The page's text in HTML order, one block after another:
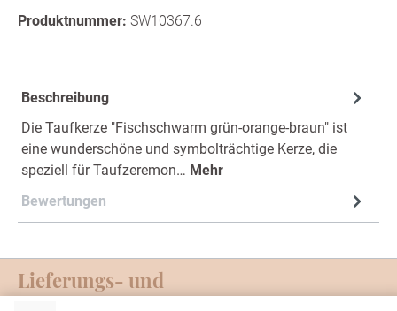
Produktnummer: SW10367.6
Beschreibung
Die Taufkerze "Fischschwarm grün-orange-braun" ist
eine wunderschöne und symbolträchtige Kerze, die
speziell für Taufzeremon… Mehr
Bewertungen
Lieferungs- und